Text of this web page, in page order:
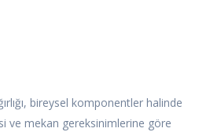
bireysel komponentler halinde
ve mekan gereksinimlerine göre